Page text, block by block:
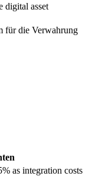
digital asset
für die Verwahrung
as integration costs